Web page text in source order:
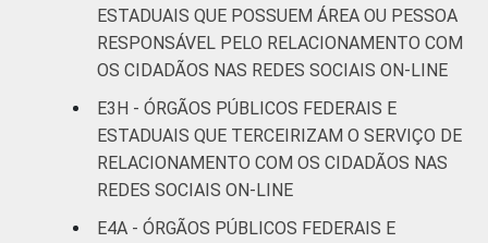
ESTADUAIS QUE POSSUEM ÁREA OU PESSOA
RESPONSÁVEL PELO RELACIONAMENTO COM
OS CIDADÃOS NAS REDES SOCIAIS ON-LINE
E3H - ÓRGÃOS PÚBLICOS FEDERAIS E
ESTADUAIS QUE TERCEIRIZAM O SERVIÇO DE
RELACIONAMENTO COM OS CIDADÃOS NAS
REDES SOCIAIS ON-LINE
E4A - ÓRGÃOS PÚBLICOS FEDERAIS E